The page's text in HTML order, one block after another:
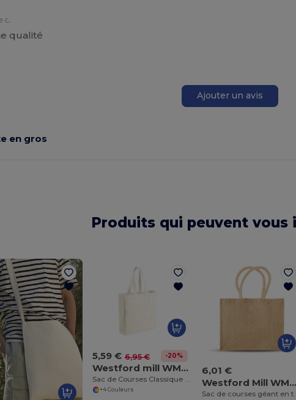
c.
qualité
Ajouter un avis
en gros
Produits qui peuvent vous
5,59 € 6,95 € -20%
Westford mill WM108
Sac de Courses Classique en Toile
+4 Couleurs
6,01 €
Westford Mill WM408
Sac de